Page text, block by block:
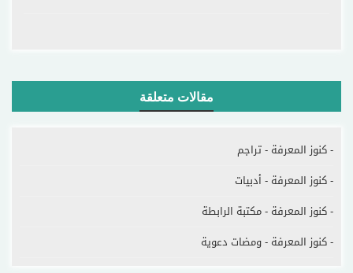
مقالات متعلقة
- كنوز المعرفة - تراجم
- كنوز المعرفة - أدبيات
- كنوز المعرفة - مكتبة الرابطة
- كنوز المعرفة - ومضات دعوية